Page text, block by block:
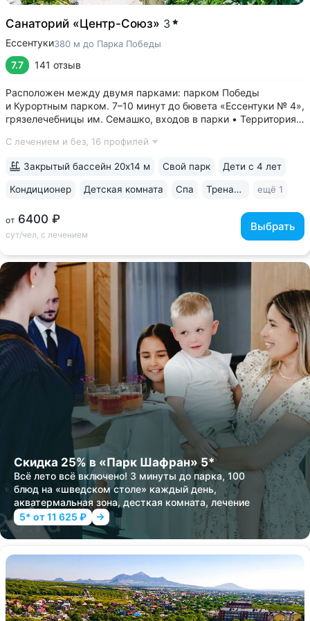
Санаторий «Центр-Союз» 3
Ессентуки380 м до Парка Победы
7.7 141 отзыв
Расположен между двумя парками: парком Победы
и Курортным парком. 7–10 минут до бювета «Ессентуки № 4»,
грязелечебницы им. Семашко, входов в парки • Территория
фонтанами, скульптурами, беседками и уличными
С лечением и без, 16 профилей
от 6400 ₽
сут/чел, с лечением
Выбрать
Закрытый бассейн 20х14 м Свой парк Дети с 4 лет
Кондиционер Детская комната Спа Тренажерный зал ещё 1
Скидка 25% в «Парк Шафран» 5*
Всё лето всё включено! 3 минуты до парка, 100
блюд на «шведском столе» каждый день,
акватермальная зона, десткая комната, лечение
5* от 11 625 ₽